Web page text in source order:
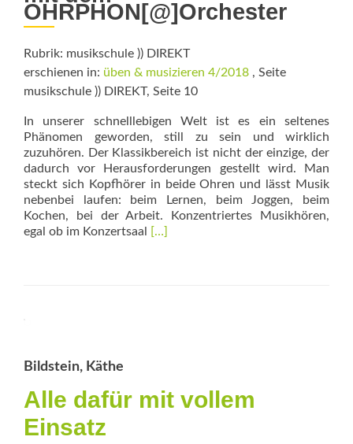
OHRPHON[@]Orchester
Rubrik: musikschule )) DIREKT
erschienen in: üben & musizieren 4/2018 , Seite
musikschule )) DIREKT, Seite 10
In unserer schnelllebigen Welt ist es ein seltenes
Phänomen geworden, still zu sein und wirklich
zuzuhören. Der Klassikbereich ist nicht der einzige, der
dadurch vor Herausforderungen gestellt wird. Man
steckt sich Kopfhörer in beide Ohren und lässt Musik
nebenbei laufen: beim Lernen, beim Joggen, beim
Kochen, bei der Arbeit. Konzentriertes Musikhören,
egal ob im Konzertsaal
Read
[…]
Bildstein, Käthe
Alle dafür mit vollem
Einsatz